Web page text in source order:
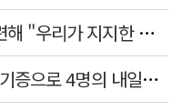
허지웅, 형사소송법 개정안 관련해 "우리가 지지한 인간들이 이 꼴 만들었다"
10년 동안 누워지낸 아들, 장기기증으로 4명의 내일을 밝혔다